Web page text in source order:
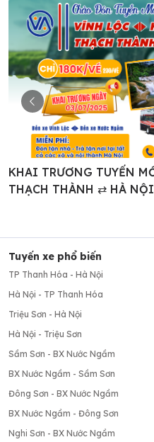
KHAI TRƯƠNG TUYẾN
THẠCH THÀNH ⇄ HÀ NỘI
Tuyến xe phổ biến
TP Thanh Hóa - Hà Nội
Hà Nội - TP Thanh Hóa
Triệu Sơn - Hà Nội
Hà Nội - Triệu Sơn
Sầm Sơn - BX Nước Ngầm
BX Nước Ngầm - Sầm Sơn
Đông Sơn - BX Nước Ngầm
BX Nước Ngầm - Đông Sơn
Nghi Sơn - BX Nước Ngầm